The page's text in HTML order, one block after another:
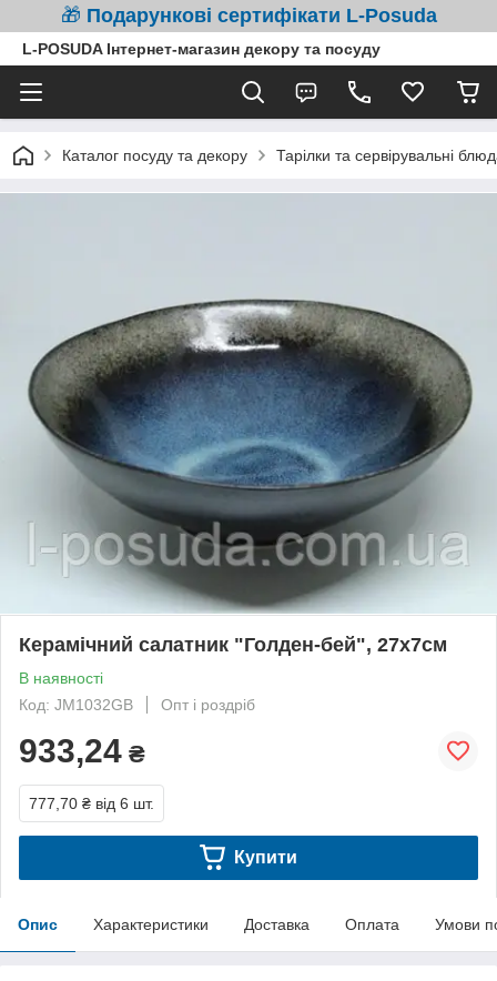
🎁 Подарункові сертифікати L-Posuda
L-POSUDA Інтернет-магазин декору та посуду
Каталог посуду та декору Тарілки та сервірувальні
Керамічний салатник "Голден-бей", 27х7см
В наявності
Код: JM1032GB
Опт і роздріб
933,24 ₴
777,70 ₴ від 6 шт.
Купити
Опис Характеристики Доставка Оплата Умови